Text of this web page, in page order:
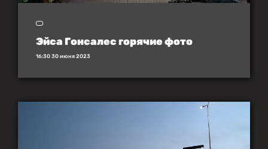
Эйса Гонсалес горячие фото
16:30 30 июня 2023